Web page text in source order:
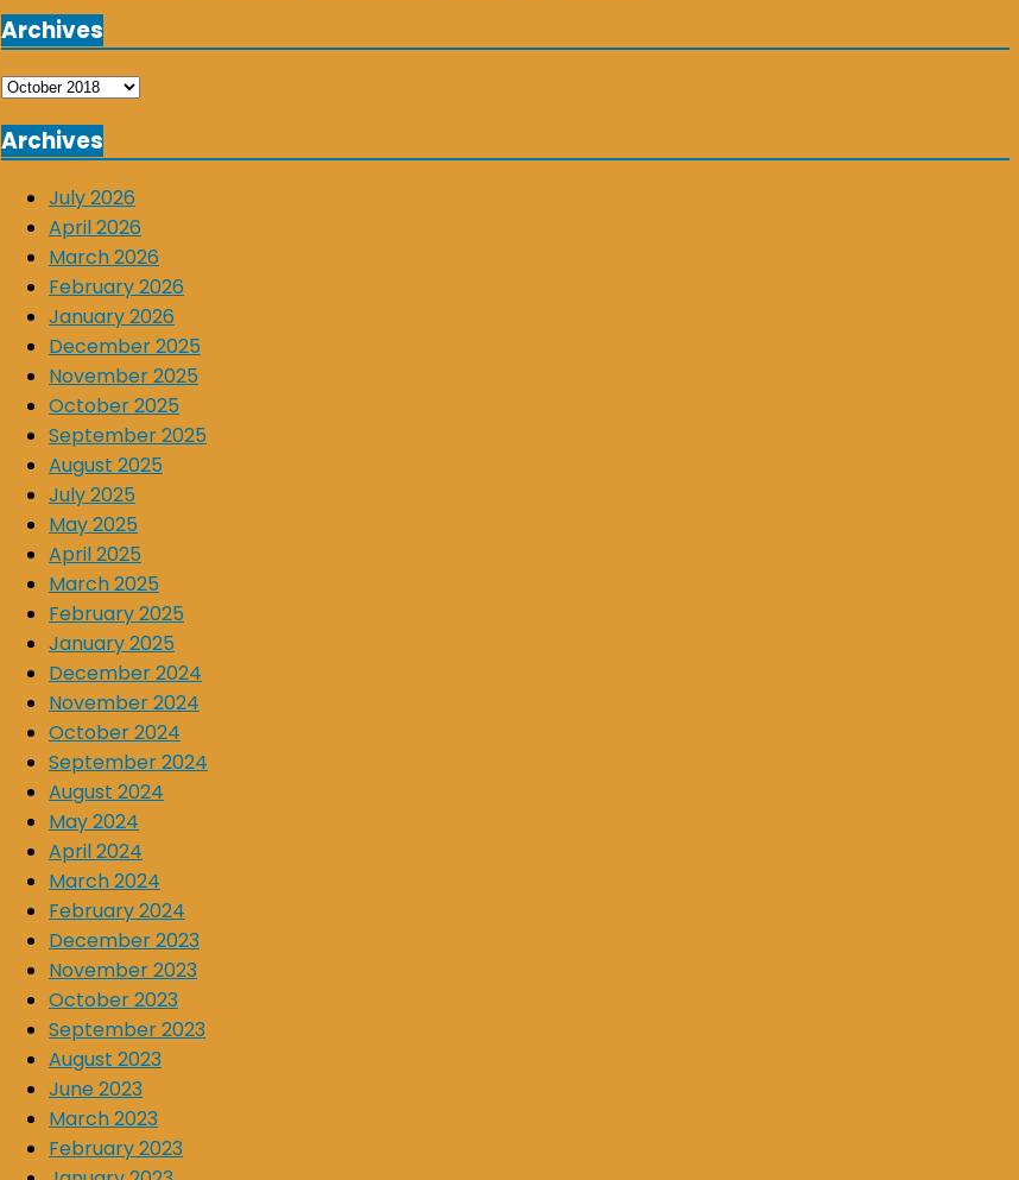
Archives
Archives
Archives
July 2026
April 2026
March 2026
February 2026
January 2026
December 2025
November 2025
October 2025
September 2025
August 2025
July 2025
May 2025
April 2025
March 2025
February 2025
January 2025
December 2024
November 2024
October 2024
September 2024
August 2024
May 2024
April 2024
March 2024
February 2024
December 2023
November 2023
October 2023
September 2023
August 2023
June 2023
March 2023
February 2023